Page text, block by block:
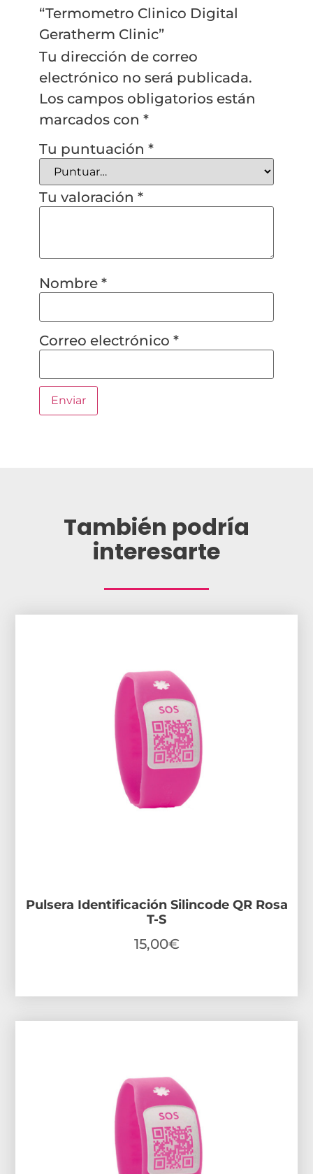
“Termometro Clinico Digital
Geratherm Clinic”
Tu dirección de correo
electrónico no será publicada.
Los campos obligatorios están
marcados con *
Tu puntuación *
Tu valoración *
Nombre *
Correo electrónico *
También podría
interesarte
Pulsera Identificación Silincode QR Rosa
T-S
15,00€